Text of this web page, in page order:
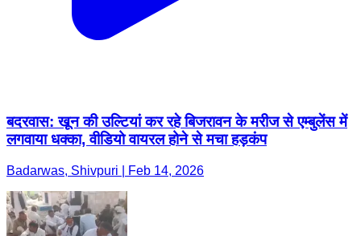
बदरवास: खून की उल्टियां कर रहे बिजरावन के मरीज से एम्बुलेंस में
लगवाया धक्का, वीडियो वायरल होने से मचा हड़कंप
Badarwas, Shivpuri | Feb 14, 2026